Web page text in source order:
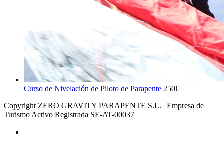
Curso de Nivelación de Piloto de Parapente 250€
Copyright ZERO GRAVITY PARAPENTE S.L. | Empresa de
Turismo Activo Registrada SE-AT-00037